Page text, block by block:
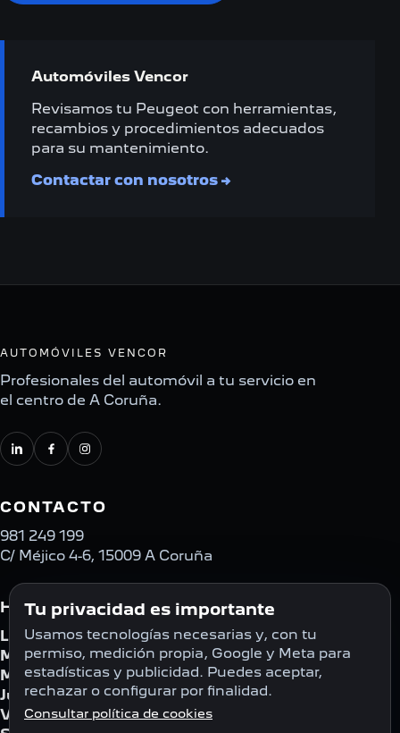
Automóviles Vencor
Revisamos tu Peugeot con herramientas,
recambios y procedimientos adecuados
para su mantenimiento.
Contactar con nosotros →
AUTOMÓVILES VENCOR
Profesionales del automóvil a tu servicio en
el centro de A Coruña.
CONTACTO
981 249 199
C/ Méjico 4-6, 15009 A Coruña
HORARIO
Lunes
08:00 - 18:30
Martes
08:00 - 18:30
Miércoles
08:00 - 18:30
Jueves
08:00 - 18:30
Viernes
08:00 - 18:30
Tu privacidad es importante
Usamos tecnologías necesarias y, con tu
permiso, medición propia, Google y Meta para
estadísticas y publicidad. Puedes aceptar,
rechazar o configurar por finalidad.
Consultar política de cookies